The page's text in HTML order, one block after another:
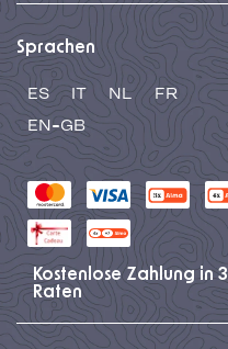
Sprachen
ES IT NL
FR
EN-GB
Kostenlose Zahlung in 3
Raten